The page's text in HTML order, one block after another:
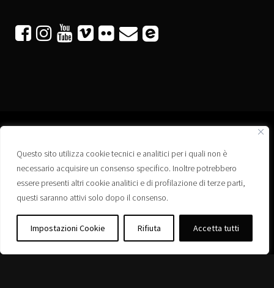
Questo sito utilizza cookie tecnici e analitici per i quali non è
necessario acquisire un consenso specifico. Inoltre potrebbero
essere presenti altri cookie analitici e di profilazione di terze parti,
questi saranno attivi solo dopo il consenso.
Impostazioni Cookie Rifiuta Accetta tutti
     
Associazione “Corti a Ponte” APS
Via Wagner, 42 - 35020 Ponte San Nicolò (PD)
C.F. 92223660280
Privacy policy
Registro delle Associazioni di Promozione Sociale – Regione Veneto –
Iscrizione n. PS/PD0364
Albo delle Associazioni – Comune di Ponte San Nicolò – Iscrizione n. 77